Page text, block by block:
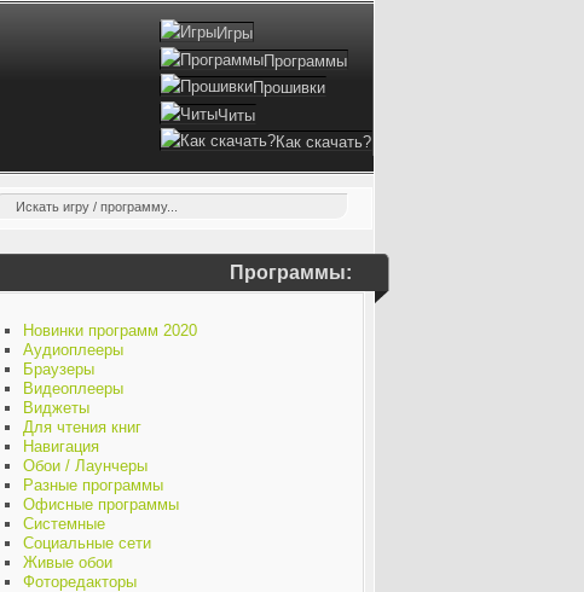
Игры
Программы
Прошивки
Читы
Как скачать?
Программы:
Новинки программ 2020
Аудиоплееры
Браузеры
Видеоплееры
Виджеты
Для чтения книг
Навигация
Обои / Лаунчеры
Разные программы
Офисные программы
Системные
Социальные сети
Живые обои
Фоторедакторы